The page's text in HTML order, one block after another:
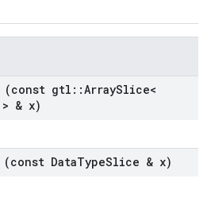
(const gtl ::ArraySlice<
> & x)
(const DataTypeSlice & x)